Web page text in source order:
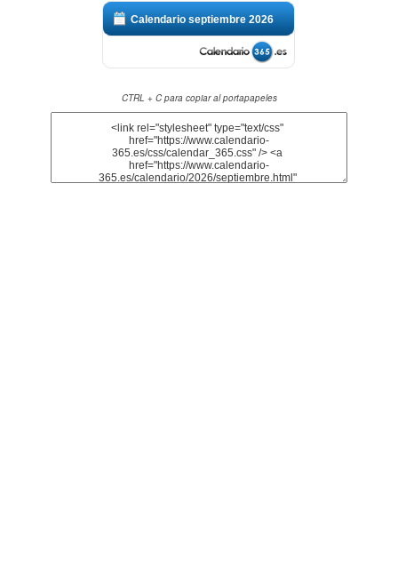
Calendario septiembre 2026
CTRL + C para copiar al portapapeles